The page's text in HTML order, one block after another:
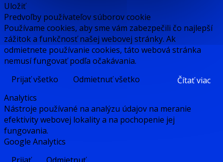
Uložiť
Predvoľby používateľov súborov cookie
Používame cookies, aby sme vám zabezpečili čo najlepší
zážitok a funkčnosť našej webovej stránky. Ak
odmietnete používanie cookies, táto webová stránka
nemusí fungovať podľa očakávania.
Prijať všetko
Odmietnuť všetko
Čítať viac
Analytics
Nástroje používané na analýzu údajov na meranie
efektivity webovej lokality a na pochopenie jej
fungovania.
Google Analytics